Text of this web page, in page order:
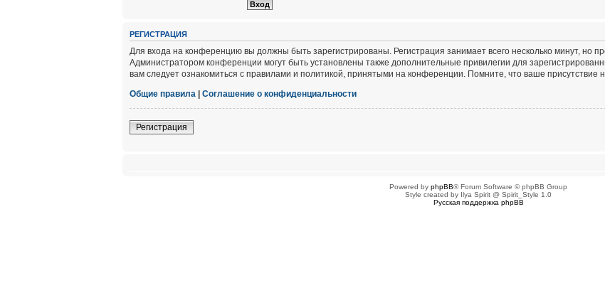
РЕГИСТРАЦИЯ
Для входа на конференцию вы должны быть зарегистрированы. Регистрация занимает всего несколько минут, но
Администратором конференции могут быть установлены также дополнительные привилегии для
вам следует ознакомиться с правилами и политикой, принятыми на конференции. Помните, что ваше присутствие
Общие правила | Соглашение о конфиденциальности
Регистрация
Powered by phpBB® Forum Software © phpBB Group
Style created by Ilya Spirit @ Spirit_Style 1.0
Русская поддержка phpBB